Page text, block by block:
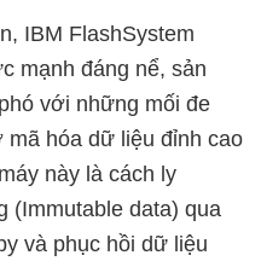
IBM FlashSystem
mạnh đáng nể, sản
với những mối đe
hóa dữ liệu đỉnh cao
này là cách ly
(Immutable data) qua
và phục hồi dữ liệu